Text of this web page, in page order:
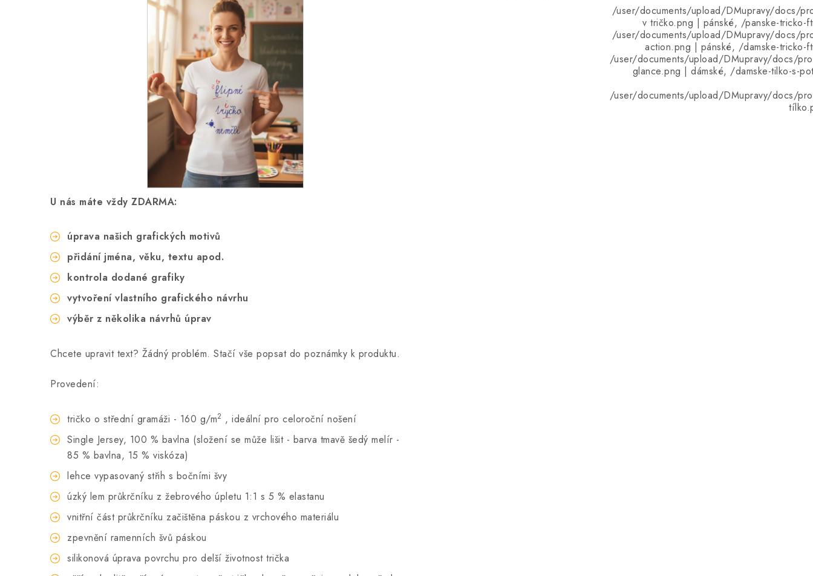
U nás máte vždy ZDARMA:
úprava našich grafických motivů
přidání jména, věku, textu apod.
kontrola dodané grafiky
vytvoření vlastního grafického návrhu
výběr z několika návrhů úprav
Chcete upravit text? Žádný problém. Stačí vše popsat do poznámky k produktu.
Provedení:
tričko o střední gramáži - 160 g/m2 , ideální pro celoroční nošení
Single Jersey, 100 % bavlna (složení se může lišit - barva tmavě šedý melír -
85 % bavlna, 15 % viskóza)
lehce vypasovaný střih s bočními švy
úzký lem průkrčníku z žebrového úpletu 1:1 s 5 % elastanu
vnitřní část průkrčníku začištěna páskou z vrchového materiálu
zpevnění ramenních švů páskou
silikonová úprava povrchu pro delší životnost trička
/user/documents/upload/DMupravy/docs/
v tričko.png | pánské, /panske-tricko-
/user/documents/upload/DMupravy/docs/
action.png | pánské, /damske-tricko-
/user/documents/upload/DMupravy/docs/
glance.png | dámské, /damske-tilko-s-
/user/documents/upload/DMupravy/docs/